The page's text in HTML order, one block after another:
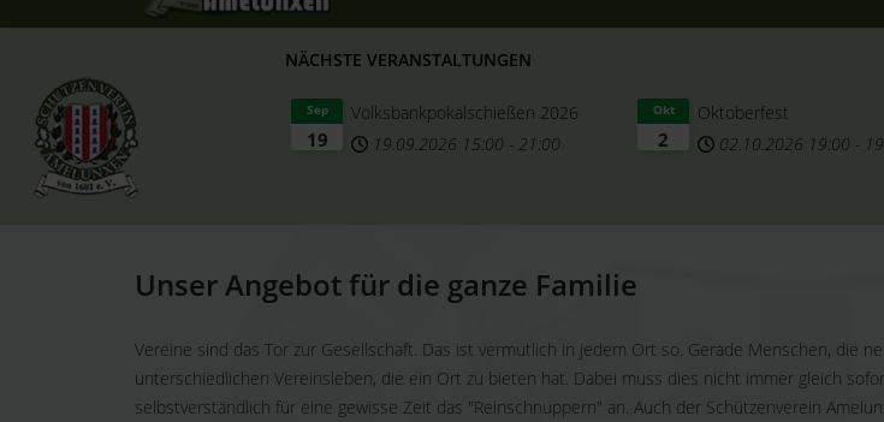
NÄCHSTE VERANSTALTUNGEN
19
Sep
Volksbankpokalschießen 2026
19.09.2026 15:00 - 21:00 2
Okt
Oktoberfest
02.10.2026 19:00 -
Unser Angebot für die ganze Familie
Vereine sind das Tor zur Gesellschaft. Das ist vermutlich in jedem Ort so. Gerade Menschen, die
unterschiedlichen Vereinsleben, die ein Ort zu bieten hat. Dabei muss dies nicht immer gleich
selbstverständlich für eine gewisse Zeit das "Reinschnuppern" an. Auch der Schützenverein